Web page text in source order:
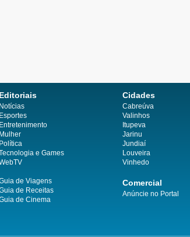
Editoriais
Notícias
Esportes
Entretenimento
Mulher
Política
e Games
de Viagens
de Receitas
de Cinema
Cidades
Cabreúva
Valinhos
Itupeva
Jarinu
Jundiaí
Louveira
Vinhedo
Comercial
Anúncie no Portal